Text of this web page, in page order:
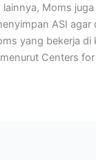
Moms
ASI agar
yang bekerja di
Centers